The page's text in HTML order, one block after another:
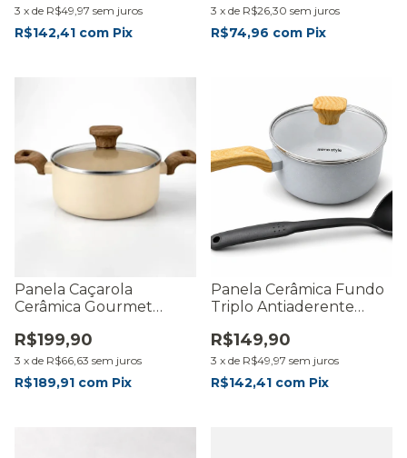
3 x de R$49,97 sem juros
R$142,41 com Pix
3 x de R$26,30 sem juros
R$74,96 com Pix
Panela Caçarola
Cerâmica Gourmet
Triplo Antiaderente
R$199,90
3 x de R$66,63 sem juros
R$189,91 com Pix
Panela Cerâmica Fundo
Triplo Antiaderente
Concha
R$149,90
3 x de R$49,97 sem juros
R$142,41 com Pix